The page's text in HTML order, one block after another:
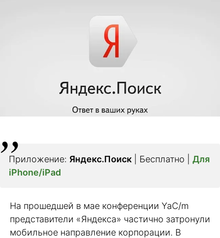
Приложение: Яндекс.Поиск | Бесплатно | Для
iPhone/iPad
На прошедшей в мае конференции YaC/m
представители «Яндекса» частично затронули
мобильное направление корпорации. В